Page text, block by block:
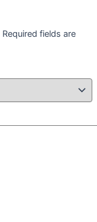
Required fields are